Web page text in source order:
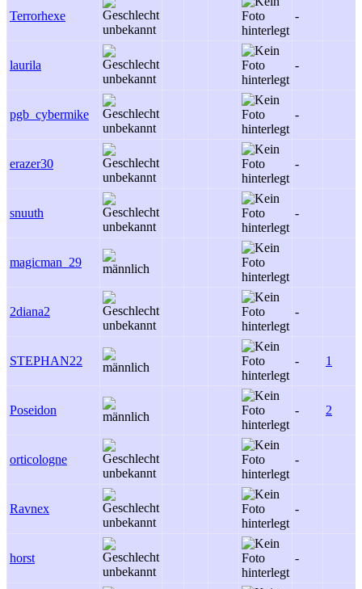
Terrorhexe -
laurila -
pgb_cybermike -
erazer30 -
snuuth -
magicman_29
2diana2 -
STEPHAN22 - 1
Poseidon - 2
orticologne -
Ravnex -
horst -